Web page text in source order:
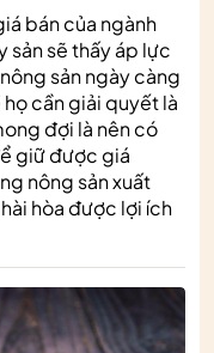
bán của ngành
sản sẽ thấy áp lực
sản ngày càng
cần giải quyết là
đợi là nên có
giữ được giá
nông sản xuất
hòa được lợi ích